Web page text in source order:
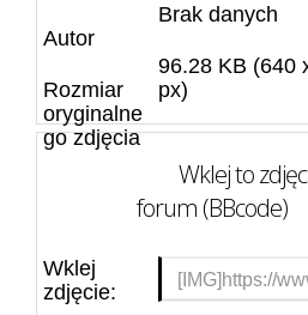
Autor
Brak danych
Rozmiar
oryginalne
go zdjęcia
96.28 KB (640
px)
Wklej to
forum (BBcode)
Wklej
zdjęcie: